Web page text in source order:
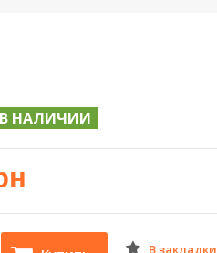
НАЛИЧИИ
В закладки